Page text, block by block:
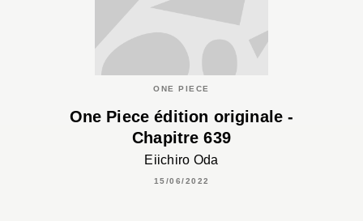
ONE PIECE
One Piece édition originale -
Chapitre 639
Eiichiro Oda
15/06/2022